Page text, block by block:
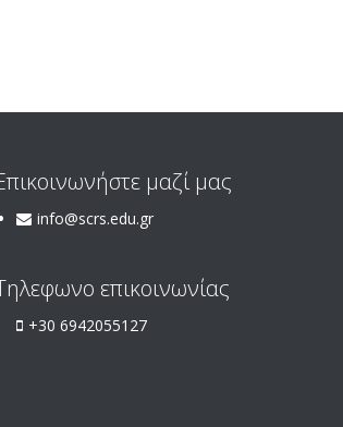
μαζί μας
info@scrs.edu.gr
επικοινωνίας
+30 6942055127